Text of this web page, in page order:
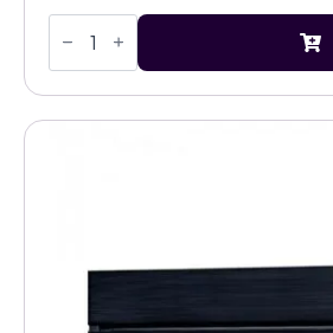
Mitsubishi
Electric
onyx
black
3,5kW